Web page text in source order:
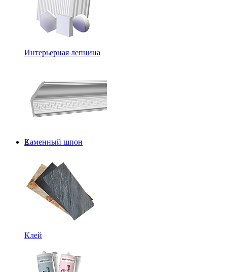
Интерьерная лепнина
Каменный шпон
Клей
2